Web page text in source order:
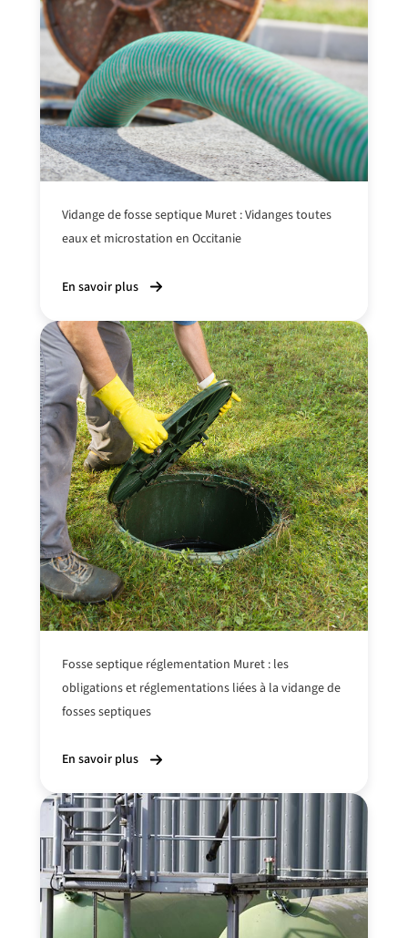
Vidange de fosse septique Muret : Vidanges toutes
eaux et microstation en Occitanie
En savoir plus
Fosse septique réglementation Muret : les
obligations et réglementations liées à la vidangede
fosses septiques
En savoir plus